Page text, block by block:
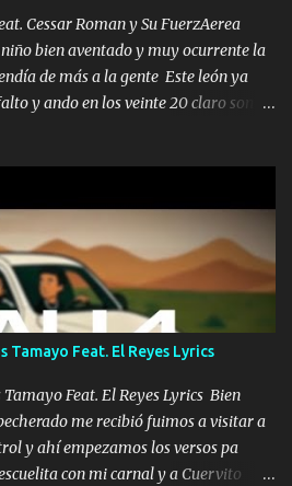
Cessar Roman y Su FuerzAerea
bien aventado y muy ocurrente la
de más a la gente Este león ya
y ando en los veinte 20 claro son
voy a dar hasta topar pues no hay de
mi camino voy por mi línea no veo a
vuela no se me duerm voy chicoteado
rato que me agarran el colmillo
sé esperaron Al tiro esta la PrimiZa
al lado doy la mano al que su amigo y
Y No me paran aquí hay pa más
hasta topar pues no hay de otra...
Tamayo Feat. El Reyes Lyrics
Feat. El Reyes Lyrics Bien
me recibió fuimos a visitar a
y ahí empezamos los versos pa
con mi carnal y a Cuervito